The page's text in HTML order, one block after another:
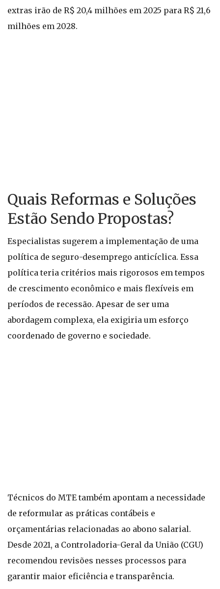
extras irão de R$ 20,4 milhões em 2025 para R$ 21,6
milhões em 2028.
Quais Reformas e Soluções
Estão Sendo Propostas?
Especialistas sugerem a implementação de uma
política de seguro-desemprego anticíclica. Essa
política teria critérios mais rigorosos em tempos
de crescimento econômico e mais flexíveis em
períodos de recessão. Apesar de ser uma
abordagem complexa, ela exigiria um esforço
coordenado de governo e sociedade.
Técnicos do MTE também apontam a necessidade
de reformular as práticas contábeis e
orçamentárias relacionadas ao abono salarial.
Desde 2021, a Controladoria-Geral da União (CGU)
recomendou revisões nesses processos para
garantir maior eficiência e transparência.